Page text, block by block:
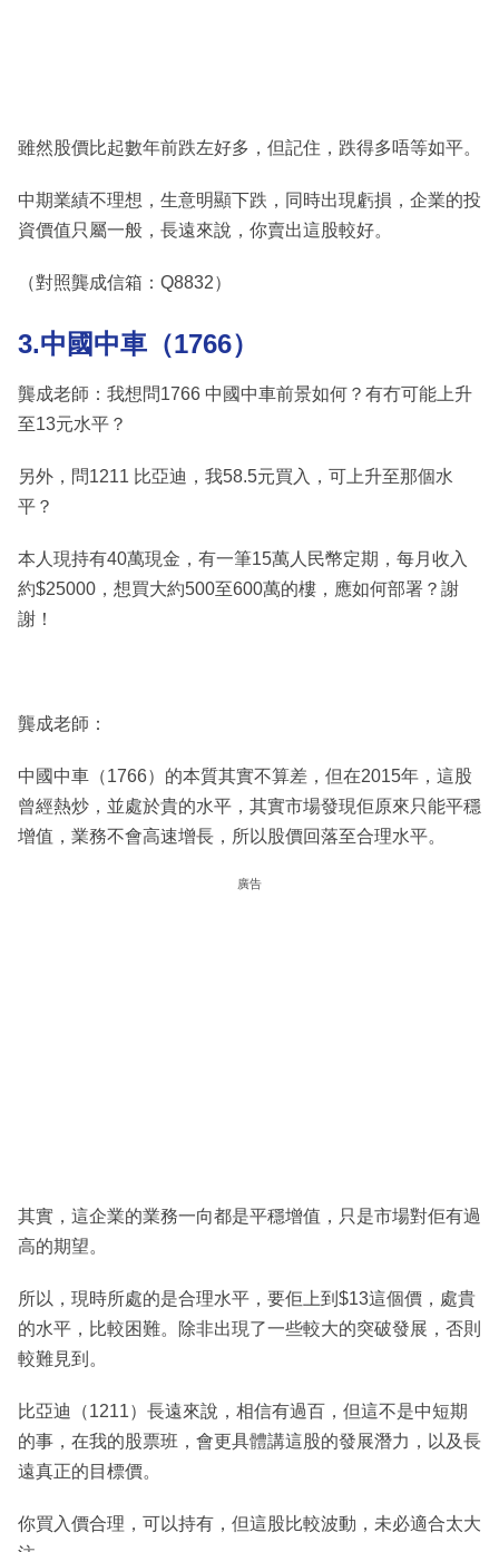
雖然股價比起數年前跌左好多，但記住，跌得多唔等如平。
中期業績不理想，生意明顯下跌，同時出現虧損，企業的投
資價值只屬一般，長遠來說，你賣出這股較好。
（對照龔成信箱：Q8832）
3.中國中車（1766）
龔成老師：我想問1766 中國中車前景如何？有冇可能上升
至13元水平？
另外，問1211 比亞迪，我58.5元買入，可上升至那個水
平？
本人現持有40萬現金，有一筆15萬人民幣定期，每月收入
約$25000，想買大約500至600萬的樓，應如何部署？謝
謝！
龔成老師：
中國中車（1766）的本質其實不算差，但在2015年，這股
曾經熱炒，並處於貴的水平，其實市場發現佢原來只能平穩
增值，業務不會高速增長，所以股價回落至合理水平。
廣告
其實，這企業的業務一向都是平穩增值，只是市場對佢有過
高的期望。
所以，現時所處的是合理水平，要佢上到$13這個價，處貴
的水平，比較困難。除非出現了一些較大的突破發展，否則
較難見到。
比亞迪（1211）長遠來說，相信有過百，但這不是中短期
的事，在我的股票班，會更具體講這股的發展潛力，以及長
遠真正的目標價。
你買入價合理，可以持有，但這股比較波動，未必適合太大